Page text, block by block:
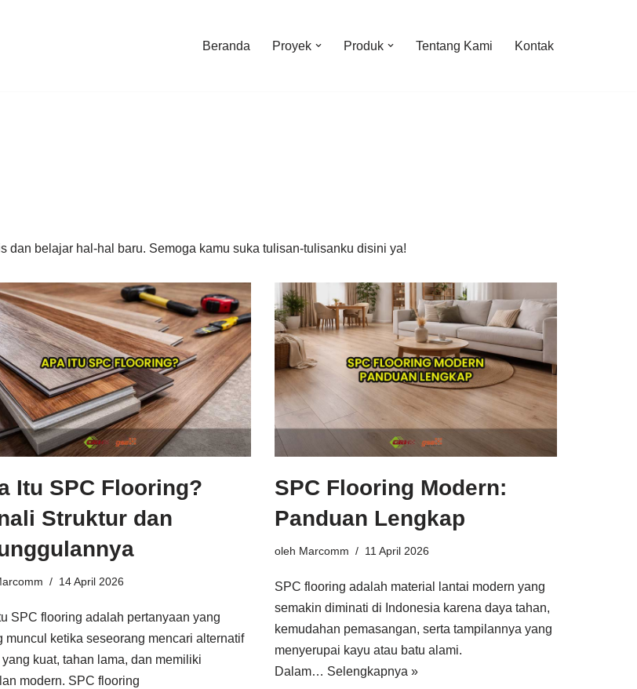
Beranda Proyek Produk Tentang Kami Kontak
belajar hal-hal baru. Semoga kamu suka tulisan-tulisanku disini ya!
Itu SPC Flooring?
Struktur dan
14 April 2026
SPC flooring adalah pertanyaan yang
muncul ketika seseorang mencari alternatif
yang kuat, tahan lama, dan memiliki
modern. SPC flooring
SPC Flooring Modern:
Panduan Lengkap
oleh Marcomm 11 April 2026
SPC flooring adalah material lantai modern yang
semakin diminati di Indonesia karena daya tahan,
kemudahan pemasangan, serta tampilannya yang
menyerupai kayu atau batu alami.
Dalam… Selengkapnya »